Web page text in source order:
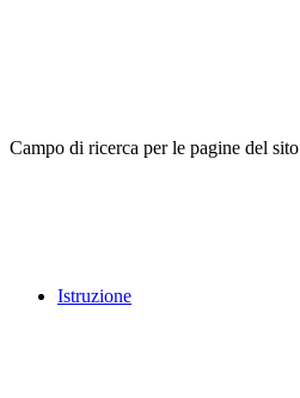
Campo di ricerca per le pagine del sito
Istruzione